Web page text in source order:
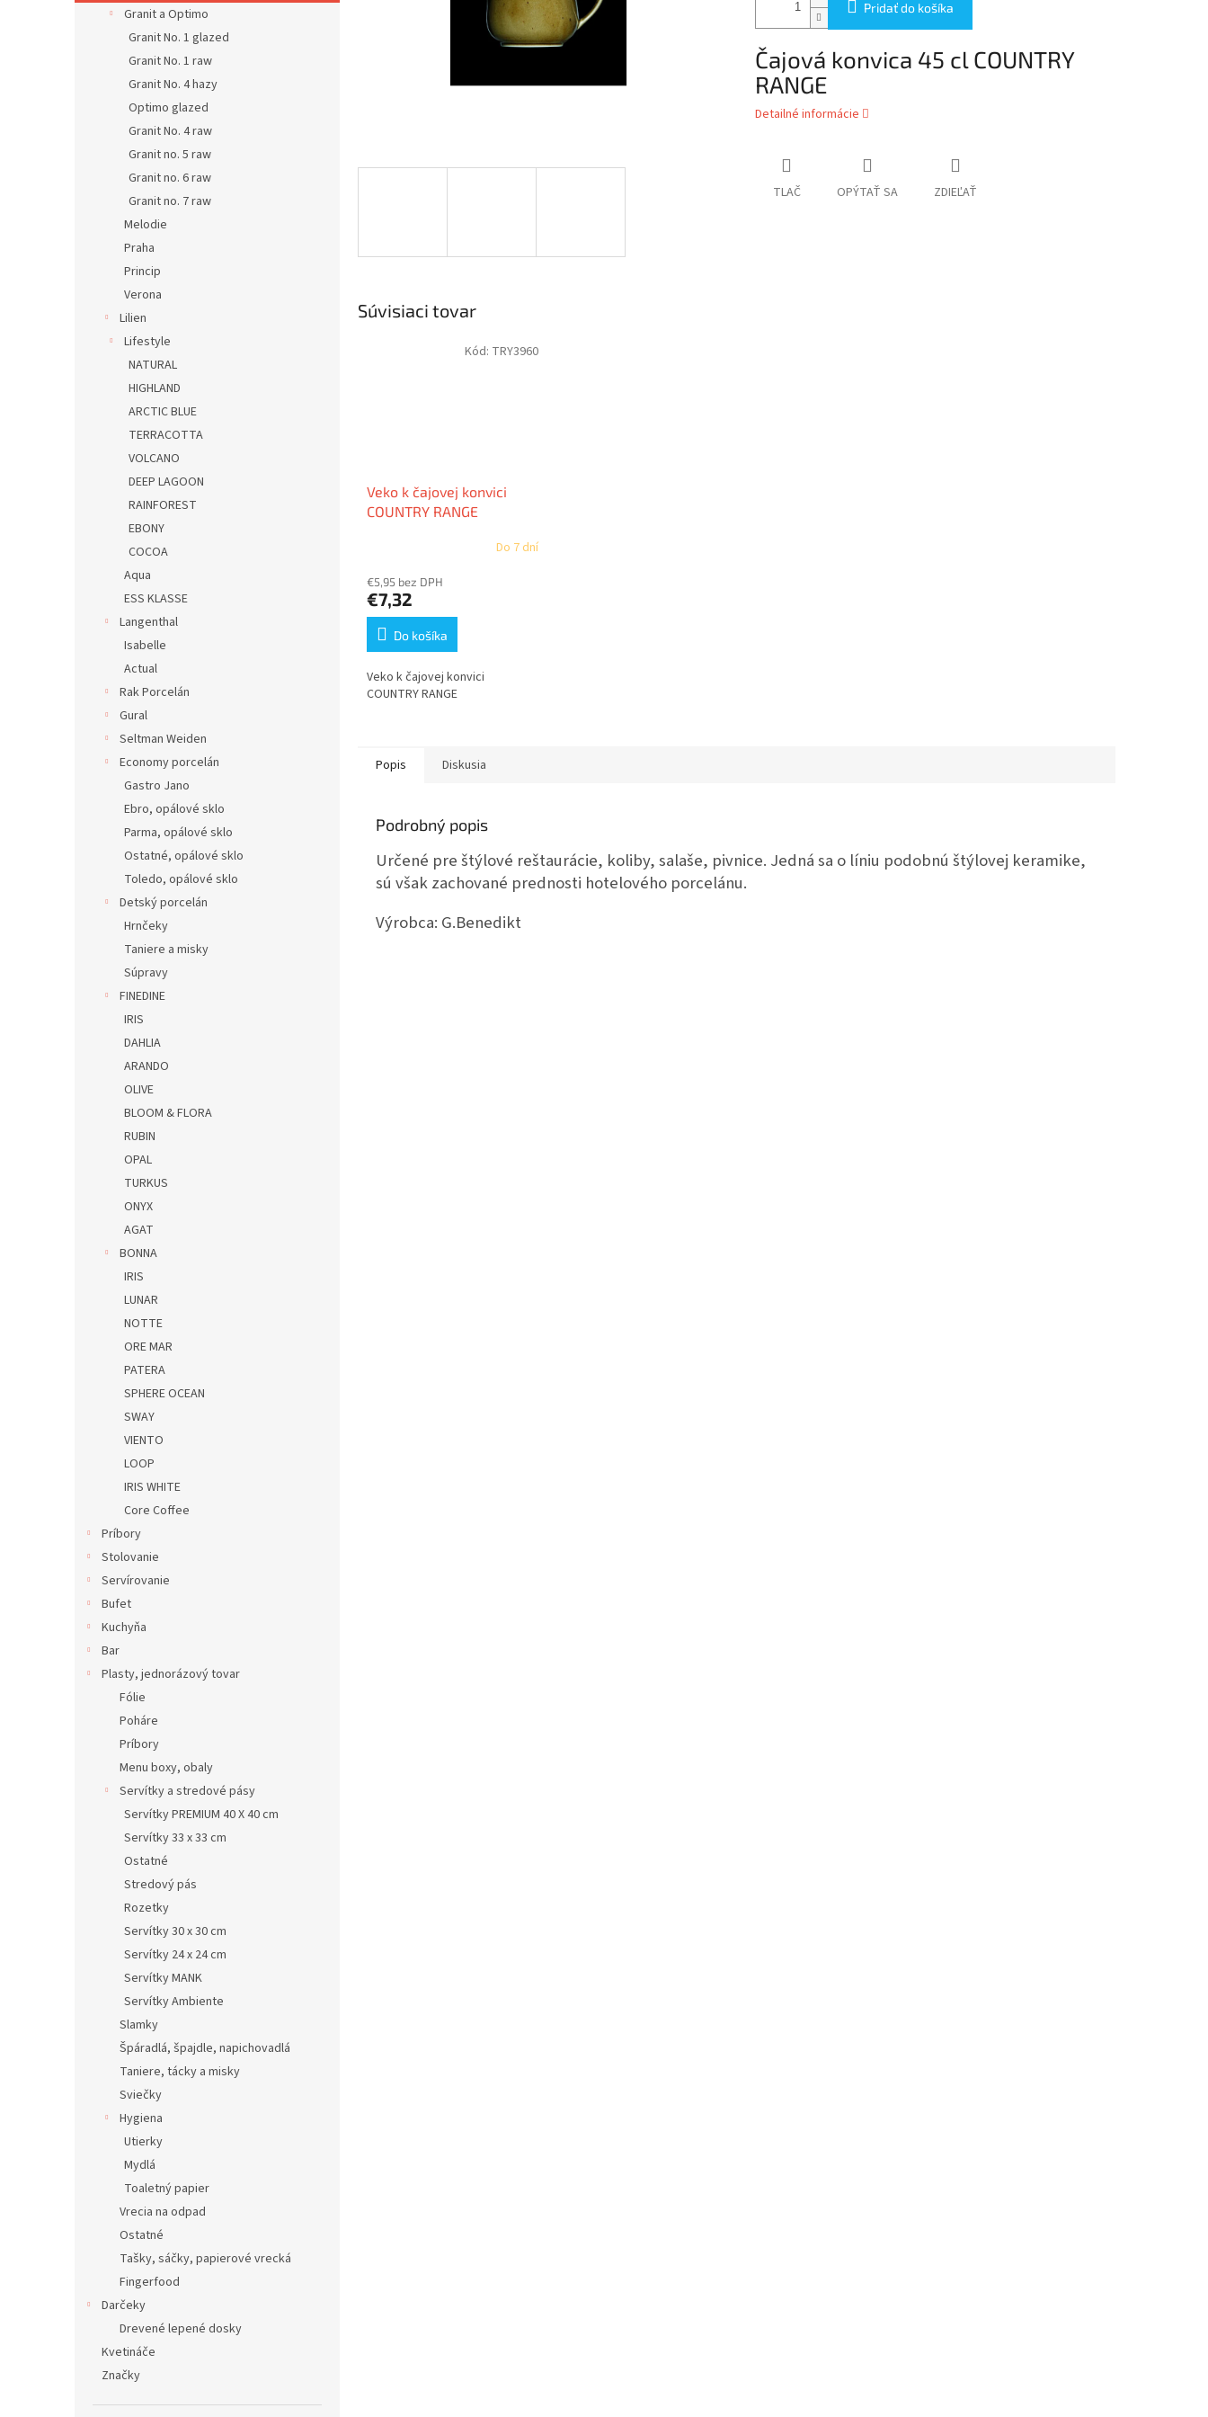
Granit a Optimo
Granit No. 1 glazed
Granit No. 1 raw
Granit No. 4 hazy
Optimo glazed
Granit No. 4 raw
Granit no. 5 raw
Granit no. 6 raw
Granit no. 7 raw
Melodie
Praha
Princip
Verona
Lilien
Lifestyle
NATURAL
HIGHLAND
ARCTIC BLUE
TERRACOTTA
VOLCANO
DEEP LAGOON
RAINFOREST
EBONY
COCOA
Aqua
ESS KLASSE
Langenthal
Isabelle
Actual
Rak Porcelán
Gural
Seltman Weiden
Economy porcelán
Gastro Jano
Ebro, opálové sklo
Parma, opálové sklo
Ostatné, opálové sklo
Toledo, opálové sklo
Detský porcelán
Hrnčeky
Taniere a misky
Súpravy
FINEDINE
IRIS
DAHLIA
ARANDO
OLIVE
BLOOM & FLORA
RUBIN
OPAL
TURKUS
ONYX
AGAT
BONNA
IRIS
LUNAR
NOTTE
ORE MAR
PATERA
SPHERE OCEAN
SWAY
VIENTO
LOOP
IRIS WHITE
Core Coffee
Príbory
Stolovanie
Servírovanie
Bufet
Kuchyňa
Bar
Plasty, jednorázový tovar
Fólie
Poháre
Príbory
Menu boxy, obaly
Servítky a stredové pásy
Servítky PREMIUM 40 X 40 cm
Servítky 33 x 33 cm
Ostatné
Stredový pás
Rozetky
Servítky 30 x 30 cm
Servítky 24 x 24 cm
Servítky MANK
Servítky Ambiente
Slamky
Špáradlá, špajdle, napichovadlá
Taniere, tácky a misky
Sviečky
Hygiena
Utierky
Mydlá
Toaletný papier
Vrecia na odpad
Ostatné
Tašky, sáčky, papierové vrecká
Fingerfood
Darčeky
Drevené lepené dosky
Kvetináče
Značky
Pridať do košíka
Čajová konvica 45 cl COUNTRY
RANGE
Detailné informácie
TLAČ OPÝTAŤ SA ZDIEĽAŤ
Súvisiaci tovar
Veko k čajovej konvici
COUNTRY RANGE
Do 7 dní
€5,95 bez DPH
€7,32
Do košíka
Veko k čajovej konvici
COUNTRY RANGE
Kód: TRY3960
Popis Diskusia
Podrobný popis
Určené pre štýlové reštaurácie, koliby, salaše, pivnice. Jedná sa o líniu podobnú štýlovej keramike,
sú však zachované prednosti hotelového porcelánu.
Výrobca: G.Benedikt